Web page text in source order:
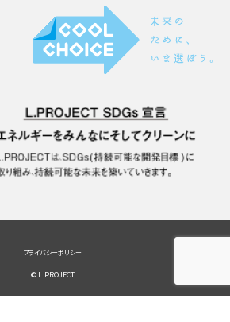
プライバシーポリシー
© L.PROJECT